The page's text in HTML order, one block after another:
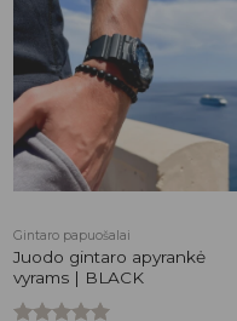
Gintaro papuošalai
Juodo gintaro apyrankė
vyrams | BLACK